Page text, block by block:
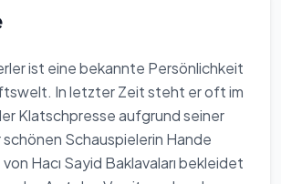
ist eine bekannte Persönlichkeit
In letzter Zeit steht er oft im
Klatschpresse aufgrund seiner
Schauspielerin Hande
Hacı Sayid Baklavaları bekleidet